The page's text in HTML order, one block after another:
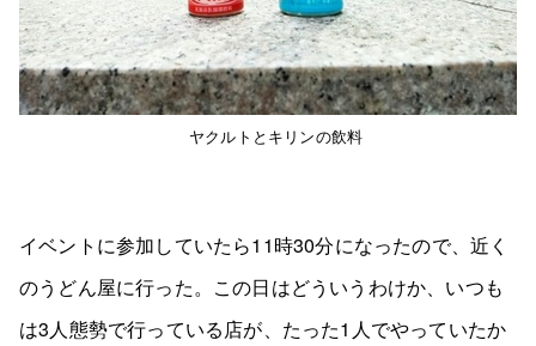
ヤクルトとキリンの飲料
イベントに参加していたら11時30分になったので、近く
のうどん屋に行った。この日はどういうわけか、いつも
は3人態勢で行っている店が、たった1人でやっていたか